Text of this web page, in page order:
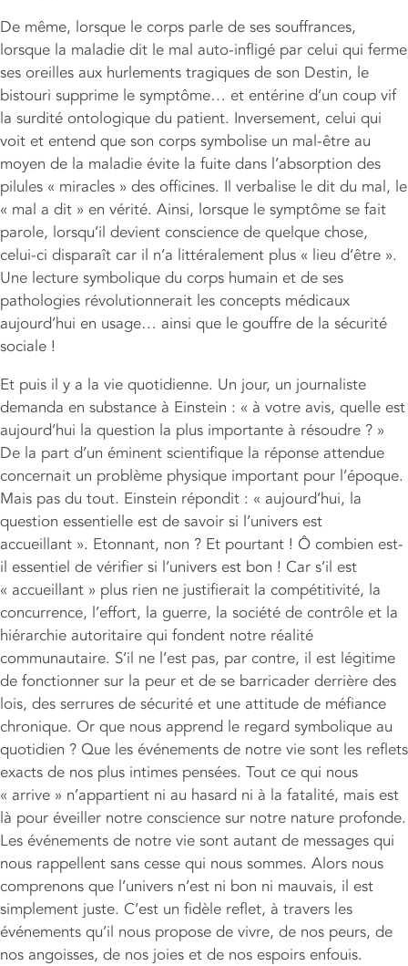
De même, lorsque le corps parle de ses souffrances,
lorsque la maladie dit le mal auto-infligé par celui qui ferme
ses oreilles aux hurlements tragiques de son Destin, le
bistouri supprime le symptôme… et entérine d’un coup vif
la surdité ontologique du patient. Inversement, celui qui
voit et entend que son corps symbolise un mal-être au
moyen de la maladie évite la fuite dans l’absorption des
pilules « miracles » des officines. Il verbalise le dit du mal, le
« mal a dit » en vérité. Ainsi, lorsque le symptôme se fait
parole, lorsqu’il devient conscience de quelque chose,
celui-ci disparaît car il n’a littéralement plus « lieu d’être ».
Une lecture symbolique du corps humain et de ses
pathologies révolutionnerait les concepts médicaux
aujourd’hui en usage… ainsi que le gouffre de la sécurité
sociale !
Et puis il y a la vie quotidienne. Un jour, un journaliste
demanda en substance à Einstein : « à votre avis, quelle est
aujourd’hui la question la plus importante à résoudre ? »
De la part d’un éminent scientifique la réponse attendue
concernait un problème physique important pour l’époque.
Mais pas du tout. Einstein répondit : « aujourd’hui, la
question essentielle est de savoir si l’univers est
accueillant ». Etonnant, non ? Et pourtant ! Ô combien est-
il essentiel de vérifier si l’univers est bon ! Car s’il est
« accueillant » plus rien ne justifierait la compétitivité, la
concurrence, l’effort, la guerre, la société de contrôle et la
hiérarchie autoritaire qui fondent notre réalité
communautaire. S’il ne l’est pas, par contre, il est légitime
de fonctionner sur la peur et de se barricader derrière des
lois, des serrures de sécurité et une attitude de méfiance
chronique. Or que nous apprend le regard symbolique au
quotidien ? Que les événements de notre vie sont les reflets
exacts de nos plus intimes pensées. Tout ce qui nous
« arrive » n’appartient ni au hasard ni à la fatalité, mais est
là pour éveiller notre conscience sur notre nature profonde.
Les événements de notre vie sont autant de messages qui
nous rappellent sans cesse qui nous sommes. Alors nous
comprenons que l’univers n’est ni bon ni mauvais, il est
simplement juste. C’est un fidèle reflet, à travers les
événements qu’il nous propose de vivre, de nos peurs, de
nos angoisses, de nos joies et de nos espoirs enfouis.